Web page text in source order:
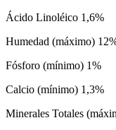
Ácido Linoléico 1,6%
Humedad (máximo)
Fósforo (mínimo) 1%
Calcio (mínimo) 1,3%
Minerales Totales